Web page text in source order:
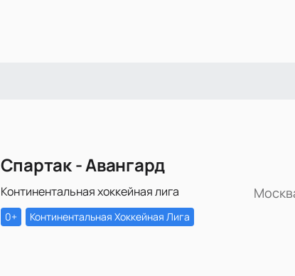
Спартак - Авангард
Континентальная хоккейная лига
0+ Континентальная Хоккейная Лига